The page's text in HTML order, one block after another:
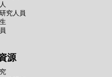
究人員
源